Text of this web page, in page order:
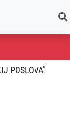
POSLOVA"